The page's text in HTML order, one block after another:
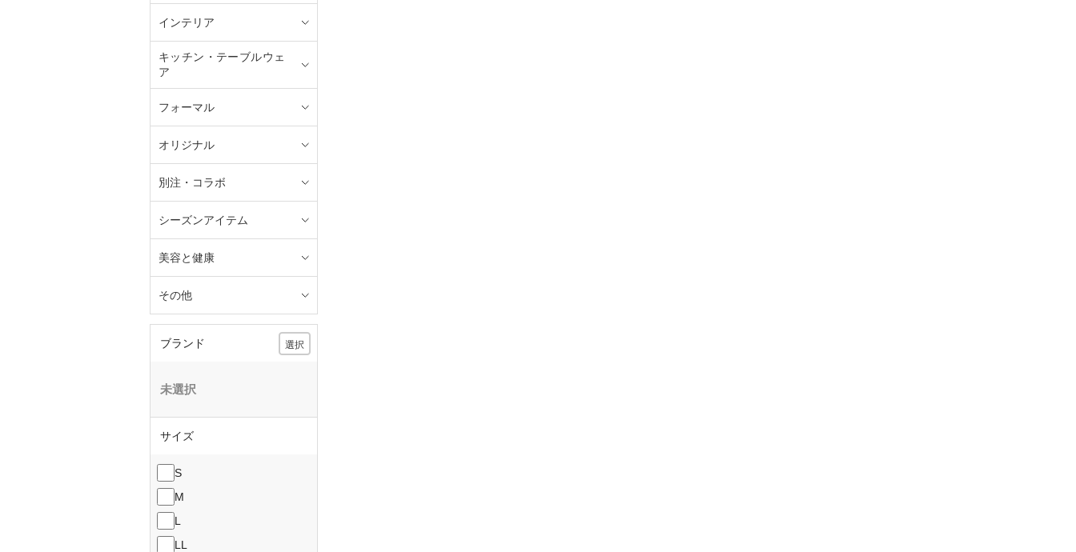
インテリア
キッチン・テーブルウェ
ア
フォーマル
オリジナル
別注・コラボ
シーズンアイテム
美容と健康
その他
ブランド 選択
未選択
サイズ
S
M
L
LL